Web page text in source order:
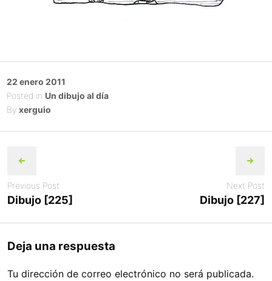
Posted
on
22 enero 2011
Posted in Un dibujo al día
By xerguio
navigation
Previous Post
Dibujo [225]
Next Post
Dibujo [227]
Deja una respuesta
Tu dirección de correo electrónico no será publicada.